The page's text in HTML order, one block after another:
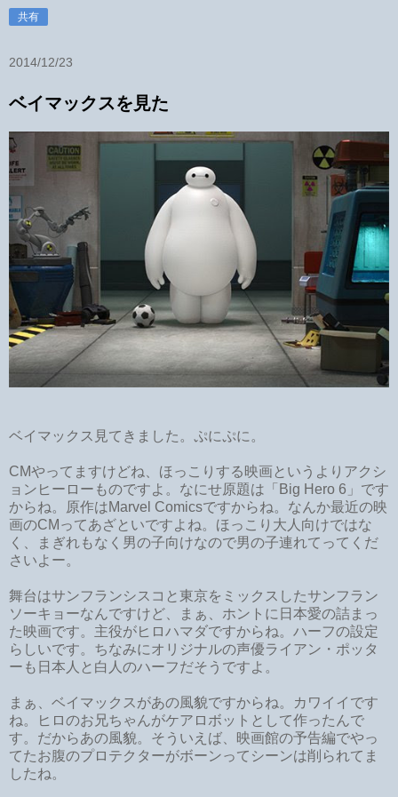
共有
2014/12/23
ベイマックスを見た
ベイマックス見てきました。ぷにぷに。
CMやってますけどね、ほっこりする映画というよりアクシ
ョンヒーローものですよ。なにせ原題は「Big Hero 6」です
からね。原作はMarvel Comicsですからね。なんか最近の映
画のCMってあざといですよね。ほっこり大人向けではな
く、まぎれもなく男の子向けなので男の子連れてってくだ
さいよー。
舞台はサンフランシスコと東京をミックスしたサンフラン
ソーキョーなんですけど、まぁ、ホントに日本愛の詰まっ
た映画です。主役がヒロハマダですからね。ハーフの設定
らしいです。ちなみにオリジナルの声優ライアン・ポッタ
ーも日本人と白人のハーフだそうですよ。
まぁ、ベイマックスがあの風貌ですからね。カワイイです
ね。ヒロのお兄ちゃんがケアロボットとして作ったんで
す。だからあの風貌。そういえば、映画館の予告編でやっ
てたお腹のプロテクターがボーンってシーンは削られてま
したね。